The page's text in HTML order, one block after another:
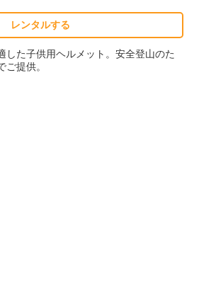
レンタルする
した子供用ヘルメット。安全登山のた
提供。